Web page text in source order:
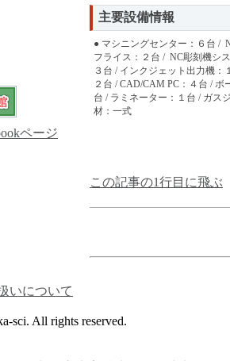
主要設備情報
● マシニングセンター：６台 /
フライス：２台 / NC彫刻機シ
３台 / インクジェット出力機
２台 / CAD/CAM PC：４台 /
台 / ラミネーター：１台 / ガス
材：一式
この記事の1行目に飛ぶ
いについて
sci. All rights reserved.